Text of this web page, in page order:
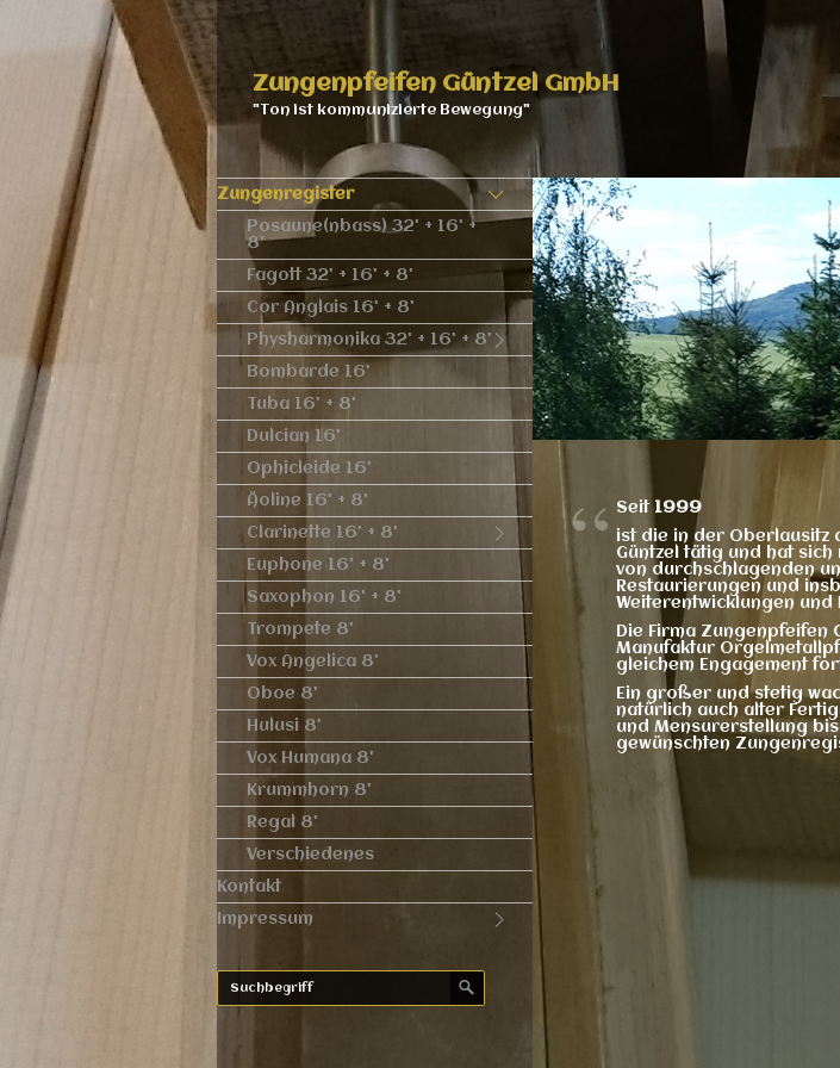
Zungenpfeifen Güntzel GmbH
"Ton ist kommunizierte Bewegung"
Zungenregister
Posaune(nbass) 32' + 16' +
8'
Fagott 32' + 16' + 8'
Cor Anglais 16' + 8'
Physharmonika 32' + 16' + 8'
Bombarde 16'
Tuba 16' + 8'
Dulcian 16'
Ophicleide 16'
Äoline 16' + 8'
Clarinette 16' + 8'
Euphone 16' + 8'
Saxophon 16' + 8'
Trompete 8'
Vox Angelica 8'
Oboe 8'
Hulusi 8'
Vox Humana 8'
Krummhorn 8'
Regal 8'
Verschiedenes
Kontakt
Impressum
Seit 1999
ist die in der Oberlausitz
Güntzel tätig und hat
von durchschlagenden
Restaurierungen und
Weiterentwicklungen
Die Firma Zungenpfeifen
Manufaktur
gleichem Engagement
Ein großer und stetig
natürlich auch alter
und Mensurerstellung
gewünschten